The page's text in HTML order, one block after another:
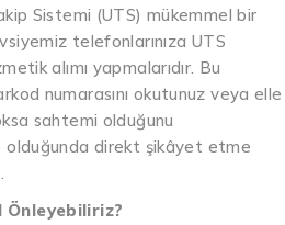
Sistemi (UTS) mükemmel bir
telefonlarınıza UTS
alımı yapmalarıdır. Bu
numarasını okutunuz veya elle
sahtemi olduğunu
olduğunda direkt şikâyet etme
Önleyebiliriz?